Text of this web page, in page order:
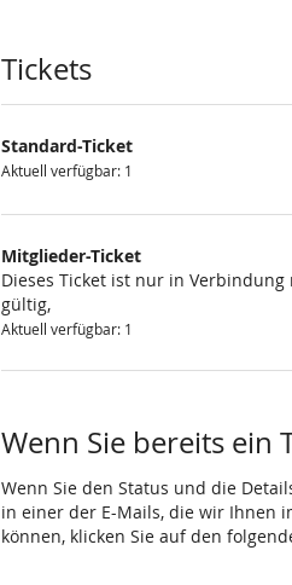
Produkte
Tickets
Standard-Ticket
Aktuell verfügbar: 1
Mitglieder-Ticket
Dieses Ticket ist nur in
gültig,
Aktuell verfügbar: 1
Wenn Sie bereits ein
Wenn Sie den Status und die
in einer der E-Mails, die wir Ihnen
können, klicken Sie auf den